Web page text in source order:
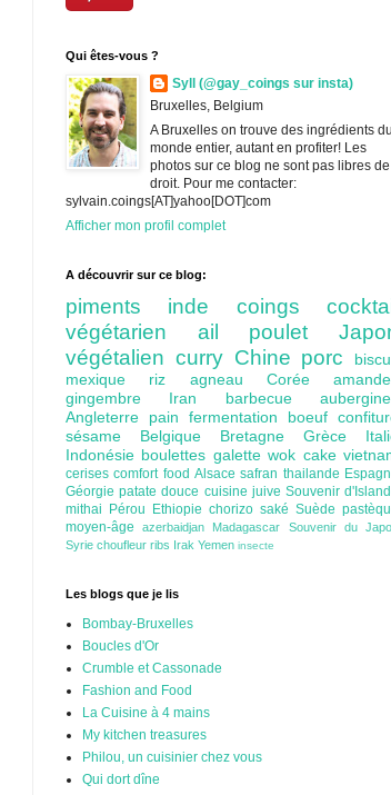
Qui êtes-vous ?
Syll (@gay_coings sur insta)
Bruxelles, Belgium
A Bruxelles on trouve des ingrédients du
monde entier, autant en profiter! Les
photos sur ce blog ne sont pas libres de
droit. Pour me contacter:
sylvain.coings[AT]yahoo[DOT]com
Afficher mon profil complet
A découvrir sur ce blog:
piments inde coings
végétarien ail poulet
végétalien curry Chine porc
mexique riz agneau Corée
gingembre Iran barbecue
Angleterre pain fermentation boeuf
sésame Belgique Bretagne Grèce
Indonésie boulettes galettewok cake
cerisescomfort foodAlsacesafran thailande
Géorgiepatate douce cuisine juive Souvenir
mithai
Pérou Ethiopie chorizo saké Suède
moyen-âgeazerbaidjan Madagascar Souvenir du
Syrie choufleur ribs Irak Yemen insecte
Les blogs que je lis
Bombay-Bruxelles
Boucles d'Or
Crumble et Cassonade
Fashion and Food
La Cuisine à 4 mains
My kitchen treasures
Philou, un cuisinier chez vous
Qui dort dîne